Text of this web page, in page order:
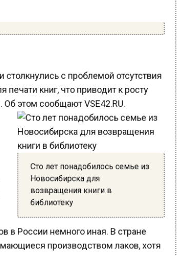
с проблемой отсутствия
печати книг, что приводит к росту
этом сообщают VSE42.RU.
Сто лет понадобилось семье из
Новосибирска для
возвращения книги в
библиотеку
в России немного иная. В стране
производством лаков, хотя